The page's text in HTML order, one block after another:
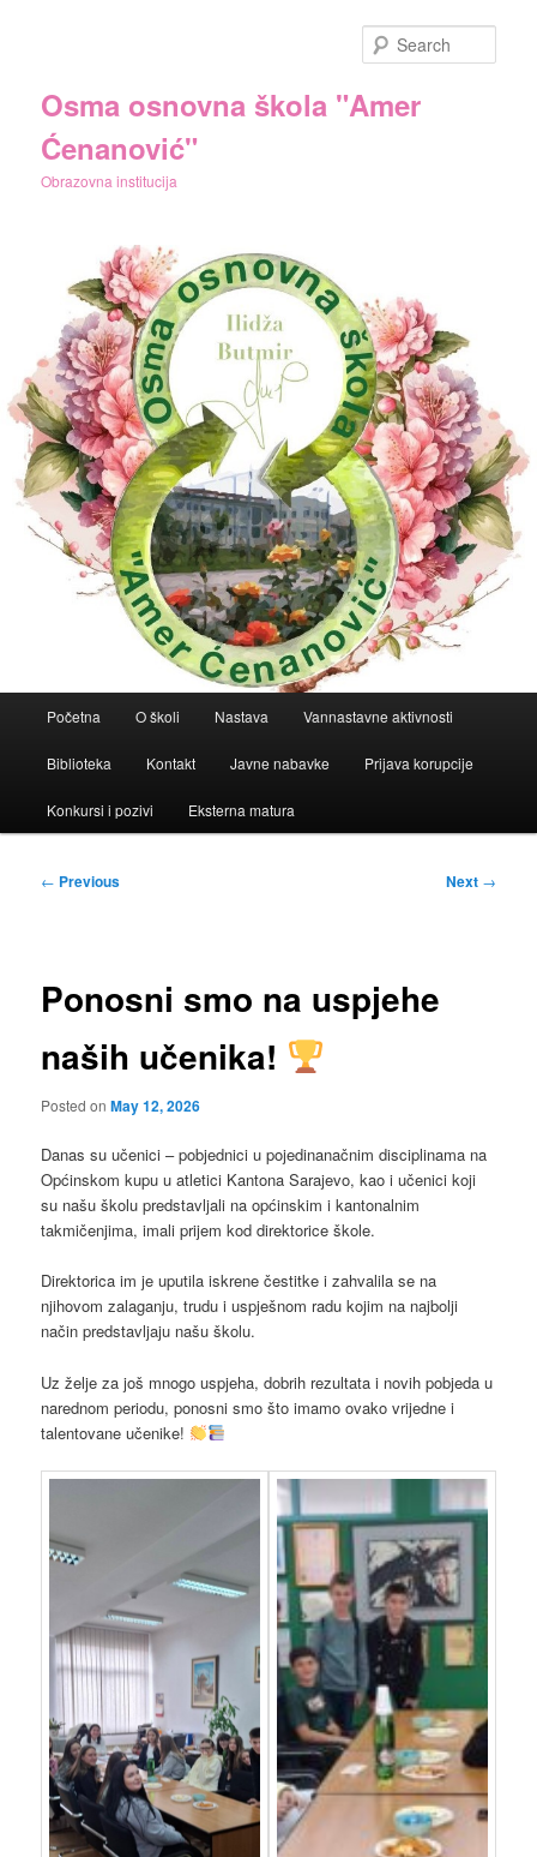
Osma osnovna škola "Amer
Ćenanović"
Obrazovna institucija
Početna O školi Nastava Vannastavne aktivnosti
Biblioteka Kontakt Javne nabavke Prijava korupcije
Konkursi i pozivi Eksterna matura
Post
← Previous Next →
Ponosni smo na uspjehe
naših učenika!
Posted onMay 12, 2026
Danas su učenici – pobjednici u pojedinanačnim disciplinama na
Općinskom kupu u atletici Kantona Sarajevo, kao i učenici koji
su našu školu predstavljali na općinskim i kantonalnim
takmičenjima, imali prijem kod direktorice škole.
Direktorica im je uputila iskrene čestitke i zahvalila se na
njihovom zalaganju, trudu i uspješnom radu kojim na najbolji
način predstavljaju našu školu.
Uz želje za još mnogo uspjeha, dobrih rezultata i novih pobjeda u
narednom periodu, ponosni smo što imamo ovako vrijedne i
talentovane učenike!